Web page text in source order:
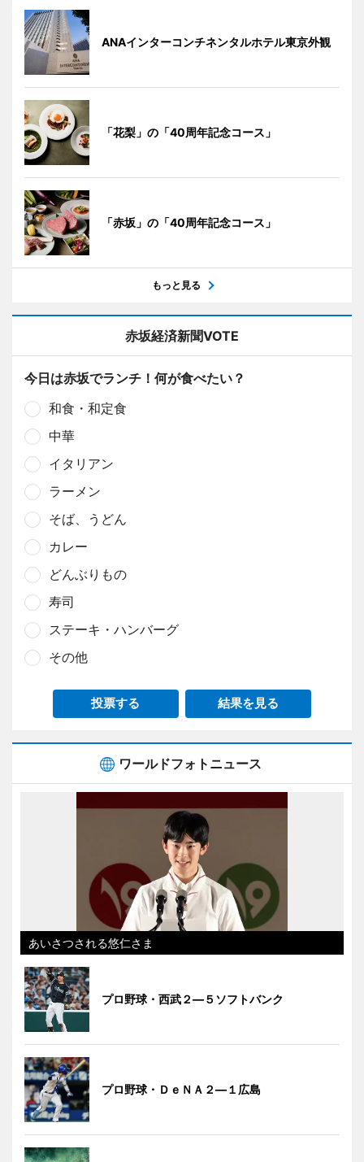
ANAインターコンチネンタルホテル東京外観
「花梨」の「40周年記念コース」
「赤坂」の「40周年記念コース」
もっと見る
赤坂経済新聞VOTE
今日は赤坂でランチ！何が食べたい？
和食・和定食
中華
イタリアン
ラーメン
そば、うどん
カレー
どんぶりもの
寿司
ステーキ・ハンバーグ
その他
投票する 結果を見る
ワールドフォトニュース
あいさつされる悠仁さま
プロ野球・西武２―５ソフトバンク
プロ野球・ＤｅＮＡ２―１広島